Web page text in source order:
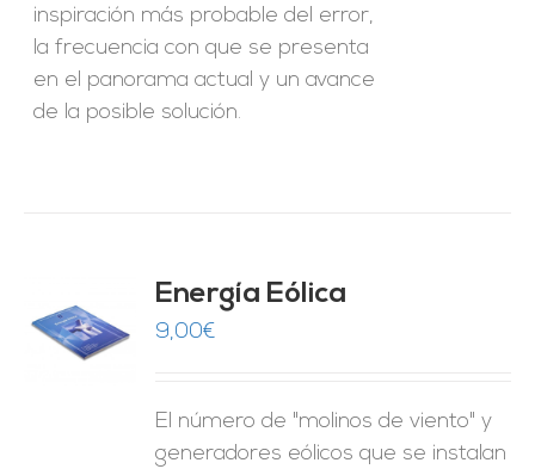
inspiración más probable del error,
la frecuencia con que se presenta
en el panorama actual y un avance
de la posible solución.
Energía Eólica
9,00€
El número de "molinos de viento" y
generadores eólicos que se instalan